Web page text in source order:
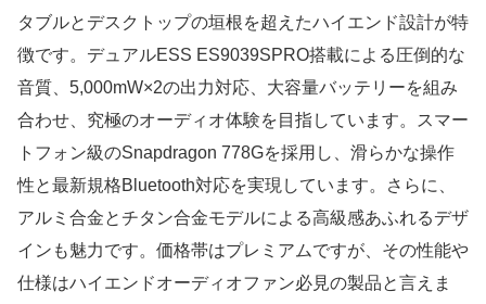
タブルとデスクトップの垣根を超えたハイエンド設計が特
徴です。デュアルESS ES9039SPRO搭載による圧倒的な
音質、5,000mW×2の出力対応、大容量バッテリーを組み
合わせ、究極のオーディオ体験を目指しています。スマー
トフォン級のSnapdragon 778Gを採用し、滑らかな操作
性と最新規格Bluetooth対応を実現しています。さらに、
アルミ合金とチタン合金モデルによる高級感あふれるデザ
インも魅力です。価格帯はプレミアムですが、その性能や
仕様はハイエンドオーディオファン必見の製品と言えま